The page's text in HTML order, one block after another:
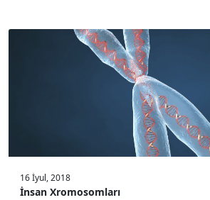
16 İyul, 2018
İnsan Xromosomları